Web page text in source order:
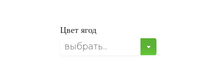
Цвет ягод
выбрать...